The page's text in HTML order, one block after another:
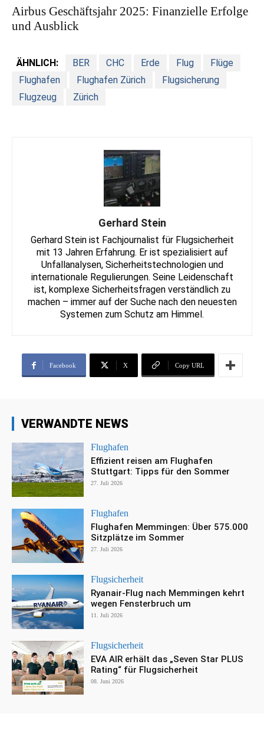
Airbus Geschäftsjahr 2025: Finanzielle Erfolge
und Ausblick
ÄHNLICH: BER CHC Erde Flug
Flüge
Flughafen
Flughafen Zürich
Flugsicherung
Flugzeug
Zürich
Gerhard Stein
Gerhard Stein ist Fachjournalist für Flugsicherheit
mit 13 Jahren Erfahrung. Er ist spezialisiert auf
Unfallanalysen, Sicherheitstechnologien und
internationale Regulierungen. Seine Leidenschaft
ist, komplexe Sicherheitsfragen verständlich zu
machen – immer auf der Suche nach den neuesten
Systemen zum Schutz am Himmel.
Facebook X Copy URL
VERWANDTE NEWS
Flughafen
Effizient reisen am Flughafen
Stuttgart: Tipps für den Sommer
27. Juli 2026
Flughafen
Flughafen Memmingen: Über 575.000
Sitzplätze im Sommer
27. Juli 2026
Flugsicherheit
Ryanair-Flug nach Memmingen kehrt
wegen Fensterbruch um
11. Juli 2026
Flugsicherheit
EVA AIR erhält das „Seven Star PLUS
Rating“ für Flugsicherheit
08. Juni 2026